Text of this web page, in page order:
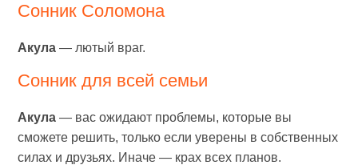
Сонник Соломона
Акула — лютый враг.
Сонник для всей семьи
Акула — вас ожидают проблемы, которые вы
сможете решить, только если уверены в собственных
силах и друзьях. Иначе — крах всех планов.